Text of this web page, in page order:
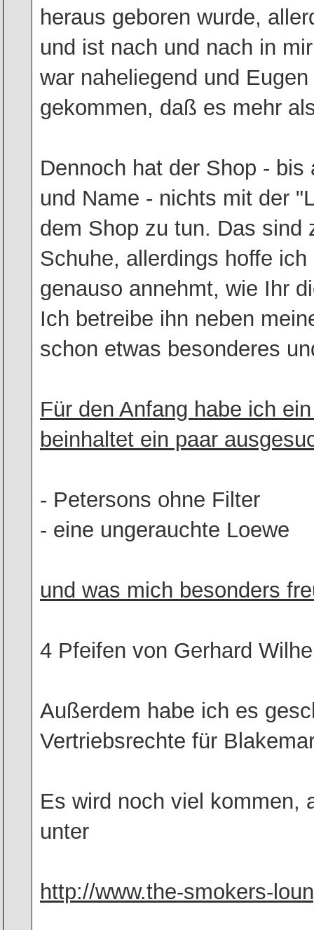
heraus geboren wurde,
und ist nach und nach in
war naheliegend und
gekommen, daß es mehr
Dennoch hat der Shop -
und Name - nichts mit der
dem Shop zu tun. Das sind
Schuhe, allerdings hoffe
genauso annehmt, wie Ihr
Ich betreibe ihn neben
schon etwas besonderes
Für den Anfang habe ich
beinhaltet ein paar
- Petersons ohne Filter
- eine ungerauchte Loewe
und was mich besonders
4 Pfeifen von Gerhard
Außerdem habe ich es
Vertriebsrechte für
Es wird noch viel kommen,
unter
http://www.the-smokers-